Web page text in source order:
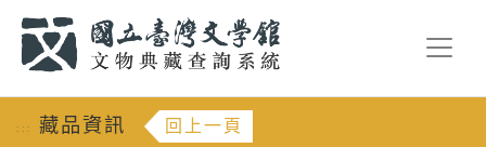
::: 藏品資訊 回上一頁